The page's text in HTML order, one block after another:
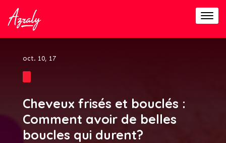
oct. 10, 17
Cheveux frisés et bouclés :
Comment avoir de belles
boucles qui durent?